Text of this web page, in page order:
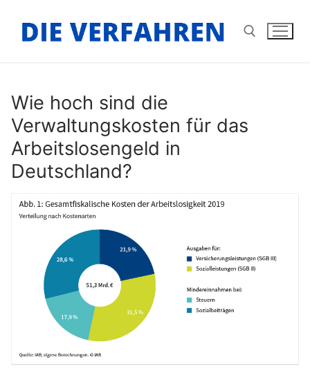
Inhalt
springen
Wie hoch sind die
Verwaltungskosten für das
Arbeitslosengeld in
Deutschland?